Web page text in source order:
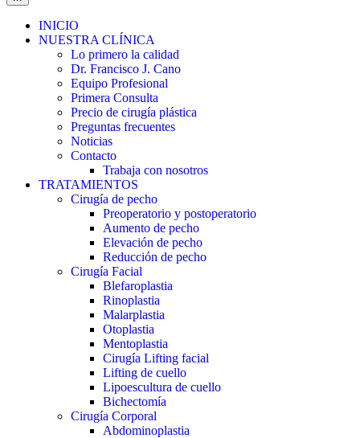
INICIO
NUESTRA CLÍNICA
Lo primero la calidad
Dr. Francisco J. Cano
Equipo Profesional
Primera Consulta
Precio de cirugía plástica
Preguntas frecuentes
Noticias
Contacto
Trabaja con nosotros
TRATAMIENTOS
Cirugía de pecho
Preoperatorio y postoperatorio
Aumento de pecho
Elevación de pecho
Reducción de pecho
Cirugía Facial
Blefaroplastia
Rinoplastia
Malarplastia
Otoplastia
Mentoplastia
Cirugía Lifting facial
Lifting de cuello
Lipoescultura de cuello
Bichectomía
Cirugía Corporal
Abdominoplastia